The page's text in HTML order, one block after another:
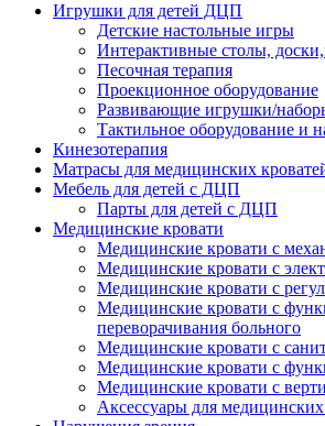
Игрушки для детей ДЦП
Детские настольные игры
Интерактивные столы,
Песочная терапия
Проекционное оборудование
Развивающие игрушки/
Тактильное оборудование и
Кинезотерапия
Матрасы для медицинских
Мебель для детей с ДЦП
Парты для детей с ДЦП
Медицинские кровати
Медицинские кровати с
Медицинские кровати с
Медицинские кровати с
Медицинские кровати с
переворачивания больного
Медицинские кровати с
Медицинские кровати с
Медицинские кровати с
Аксессуары для медицинских